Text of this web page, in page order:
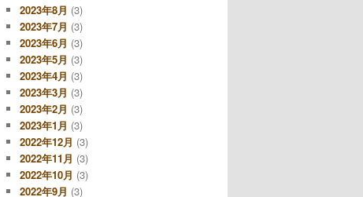
2023年8月 (3)
2023年7月 (3)
2023年6月 (3)
2023年5月 (3)
2023年4月 (3)
2023年3月 (3)
2023年2月 (3)
2023年1月 (3)
2022年12月 (3)
2022年11月 (3)
2022年10月 (3)
2022年9月 (3)